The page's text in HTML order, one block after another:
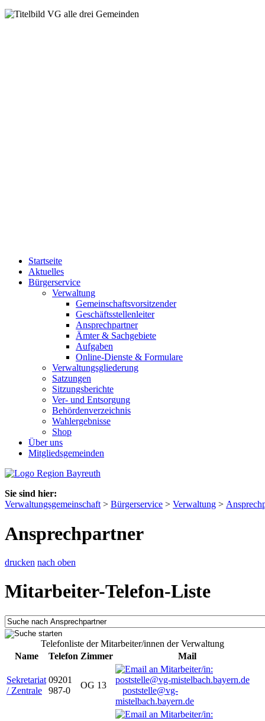
Startseite
Aktuelles
Bürgerservice
Verwaltung
Gemeinschaftsvorsitzender
Geschäftsstellenleiter
Ansprechpartner
Ämter & Sachgebiete
Aufgaben
Online-Dienste & Formulare
Verwaltungsgliederung
Satzungen
Sitzungsberichte
Ver- und Entsorgung
Behördenverzeichnis
Wahlergebnisse
Shop
Über uns
Mitgliedsgemeinden
Sie sind hier:
Verwaltungsgemeinschaft > Bürgerservice > Verwaltung >
Ansprechpartner
drucken nach oben
Mitarbeiter-Telefon-Liste
Telefonliste der Mitarbeiter/innen der Verwaltung
Name
Telefon Zimmer Mail
Sekretariat
/ Zentrale
09201
987-0
OG 13
poststelle@vg-
mistelbach.bayern.de